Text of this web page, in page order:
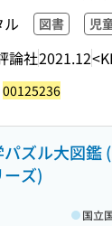
ル 図書 児
論社2021.12
00125236
パズル大図鑑
ーズ)
国立